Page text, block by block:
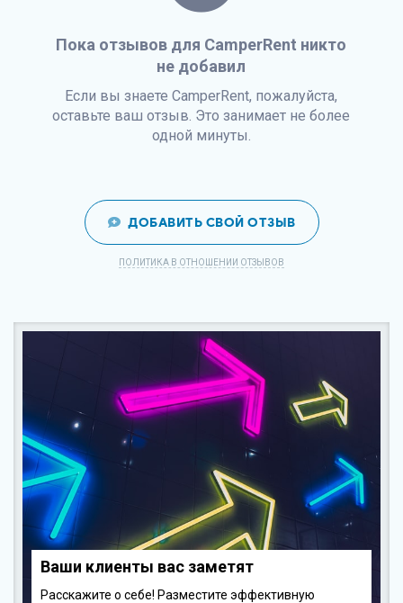
Пока отзывов для CamperRent никто
не добавил
Если вы знаете CamperRent, пожалуйста,
оставьте ваш отзыв. Это занимает не более
одной минуты.
ДОБАВИТЬ СВОЙ ОТЗЫВ
ПОЛИТИКА В ОТНОШЕНИИ ОТЗЫВОВ
Ваши клиенты вас заметят
Расскажите о себе! Разместите эффективную